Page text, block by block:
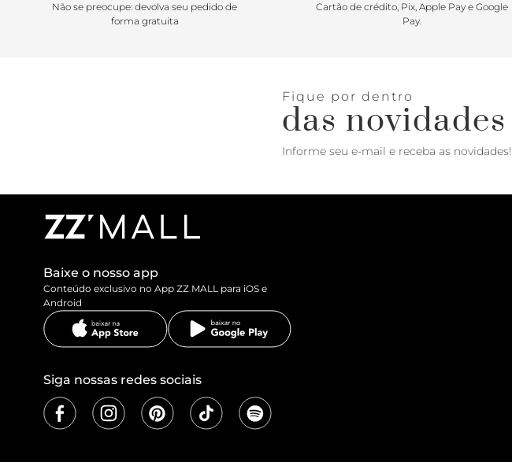
Não se preocupe: devolva seu pedido de
forma gratuita
Cartão de crédito, Pix, Apple Pay e Google
Pay.
Fique por dentro
das novidades
Informe seu e-mail e receba as novidades!
Baixe o nosso app
Conteúdo exclusivo no App ZZ MALL para iOS e
Android
Siga nossas redes sociais